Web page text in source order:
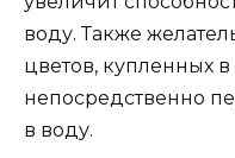
воду. Также
цветов, купленных
непосредственно
в воду.